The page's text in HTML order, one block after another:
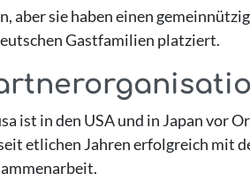
aber sie haben einen
Gastfamilien platziert.
ist in den USA und in Japan vor
etlichen Jahren erfolgreich mit